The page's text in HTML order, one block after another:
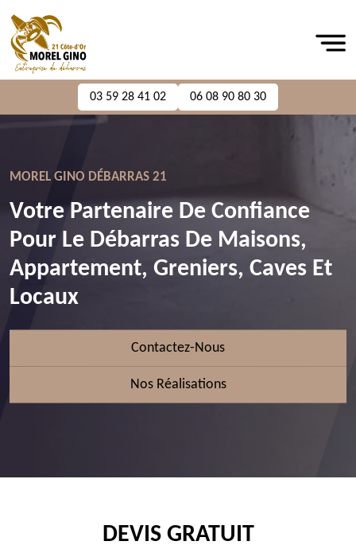
03 59 28 41 02 06 08 90 80 30
MOREL GINO DÉBARRAS 21
Votre Partenaire De Confiance
Pour Le Débarras De Maisons,
Appartement, Greniers, Caves Et
Locaux
Contactez-Nous
Nos Réalisations
DEVIS GRATUIT